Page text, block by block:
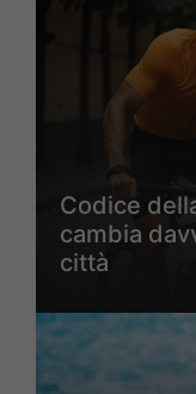
Codice
cambia
città